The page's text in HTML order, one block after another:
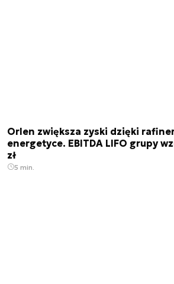
Orlen zwiększa zyski dzięki
energetyce. EBITDA LIFO grupy
zł
5 min.